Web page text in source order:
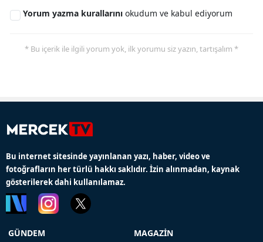
Yorum yazma kurallarını okudum ve kabul ediyorum
* Bu içerik ile ilgili yorum yok, ilk yorumu siz yazın, tartışalım *
Bu internet sitesinde yayınlanan yazı, haber, video ve
fotoğrafların her türlü hakkı saklıdır. İzin alınmadan, kaynak
gösterilerek dahi kullanılamaz.
GÜNDEM
MAGAZİN